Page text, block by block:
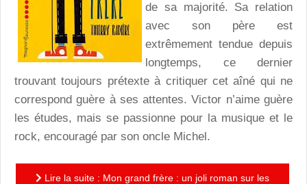
de sa majorité. Sa relation
avec son père est
extrêmement tendue depuis
longtemps, ce dernier
trouvant toujours prétexte à critiquer cet aîné qui ne
correspond guère à ses attentes. Victor n’aime guère
les études, mais se passionne pour la musique et le
rock, encouragé par son oncle Michel.
Lire la suite : Mon grand frère : un joli roman sur les